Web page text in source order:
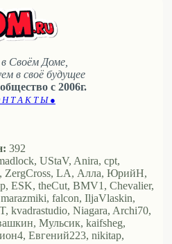
Своём Доме,
в своё будущее
с 2006г.
Н Т А К Т Ы ●
392
UStaV, Anira, cpt,
ZergCross, LA, Алла, ЮрийН,
ESK, theCut, BMV1, Chevalier,
falcon, IljaVlaskin,
kvadrastudio, Niagara, Archi70,
Мульсик, kaifsheg,
Евгений223, nikitap,